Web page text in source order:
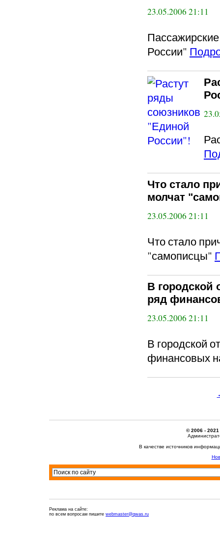
23.05.2006 21:11
России"
Что стало
молчат
23.05.2006 21:11
Что стало
"самописцы"
В городской
ряд
23.05.2006 21:11
В городской
финансовых
© 2006 - 2021
В качестве источников
Реклама на сайте:
по всем вопросам пишите webmaster@qwas.ru